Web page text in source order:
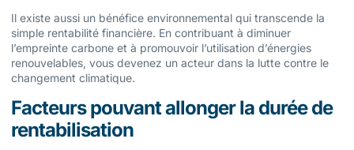
Il existe aussi un bénéfice environnemental qui transcende la
simple rentabilité financière. En contribuant à diminuer
l’empreinte carbone et à promouvoir l’utilisation d’énergies
renouvelables, vous devenez un acteur dans la lutte contre le
changement climatique.
Facteurs pouvant allonger la durée de
rentabilisation